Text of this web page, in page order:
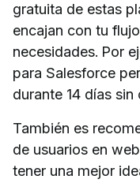
gratuita de estas
encajan con tu
necesidades. Por
para Salesforce
durante 14 días sin
También es
de usuarios en
tener una mejor